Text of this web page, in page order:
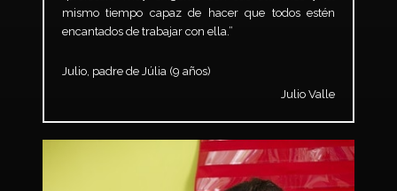
mismo tiempo capaz de hacer que todos estén
encantados de trabajar con ella.”
Julio, padre de Júlia (9 años)
Julio Valle